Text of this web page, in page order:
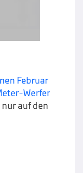
Februar
Werfer
auf den